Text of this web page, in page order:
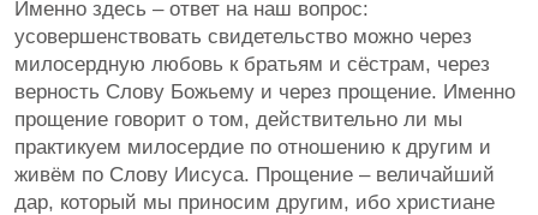
Именно здесь – ответ на наш вопрос:
усовершенствовать свидетельство можно через
милосердную любовь к братьям и сёстрам, через
верность Слову Божьему и через прощение. Именно
прощение говорит о том, действительно ли мы
практикуем милосердие по отношению к другим и
живём по Слову Иисуса. Прощение – величайший
дар, который мы приносим другим, ибо христиане